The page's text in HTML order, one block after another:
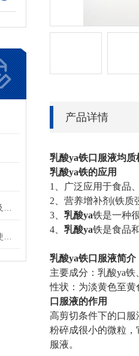
产品详情
乳酸ya铁口服液均质
乳酸ya铁的应用
1、广泛应用于食品
2、营养增补剂(铁质
3、 乳酸ya铁是一种
4、 乳酸ya铁是食品
乳酸ya铁口服液简介
主要成分：乳酸ya
性状：为淡黄色至
口服液的作用
高剪切条件下的口
粉碎成很小的微粒
服液。